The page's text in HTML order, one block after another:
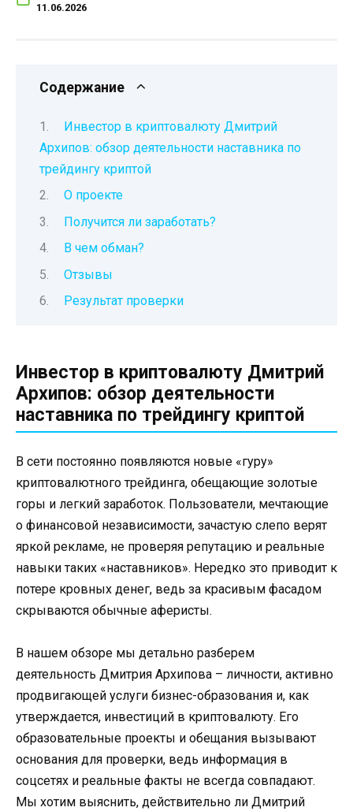
11.06.2026
Содержание
Инвестор в криптовалюту Дмитрий
Архипов: обзор деятельности наставника по
трейдингу криптой
О проекте
Получится ли заработать?
В чем обман?
Отзывы
Результат проверки
Инвестор в криптовалюту Дмитрий
Архипов: обзор деятельности
наставника по трейдингу криптой
В сети постоянно появляются новые «гуру»
криптовалютного трейдинга, обещающие золотые
горы и легкий заработок. Пользователи, мечтающие
о финансовой независимости, зачастую слепо верят
яркой рекламе, не проверяя репутацию и реальные
навыки таких «наставников». Нередко это приводит к
потере кровных денег, ведь за красивым фасадом
скрываются обычные аферисты.
В нашем обзоре мы детально разберем
деятельность Дмитрия Архипова – личности, активно
продвигающей услуги бизнес-образования и, как
утверждается, инвестиций в криптовалюту. Его
образовательные проекты и обещания вызывают
основания для проверки, ведь информация в
соцсетях и реальные факты не всегда совпадают.
Мы хотим выяснить, действительно ли Дмитрий